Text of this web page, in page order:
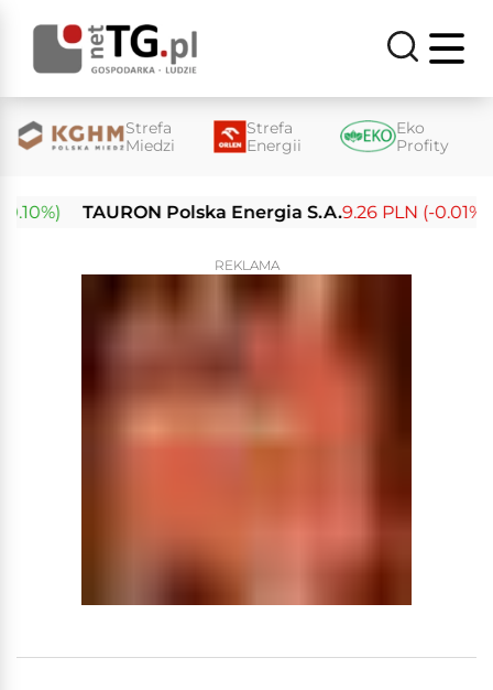
Strefa
Miedzi
Strefa
Energii
Eko
Profity
TAURON Polska Energia S.A.9.26 PLN (-0.01%)
REKLAMA